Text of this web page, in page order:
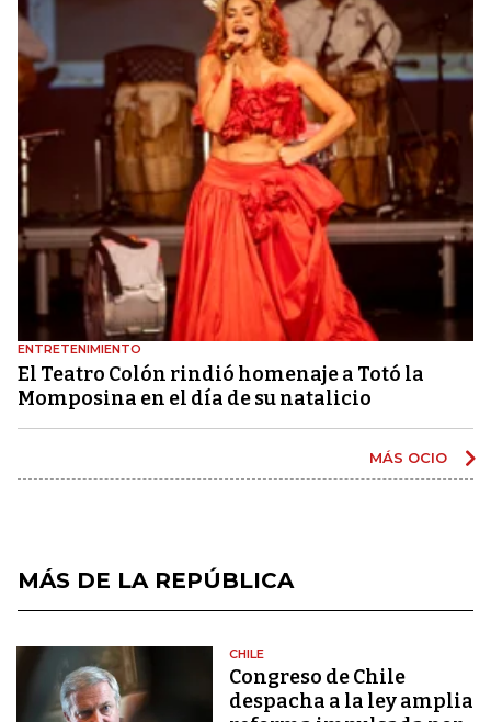
ENTRETENIMIENTO
El Teatro Colón rindió homenaje a Totó la
Momposina en el día de su natalicio
MÁS OCIO
MÁS DE LA REPÚBLICA
CHILE
Congreso de Chile
despacha a la ley amplia